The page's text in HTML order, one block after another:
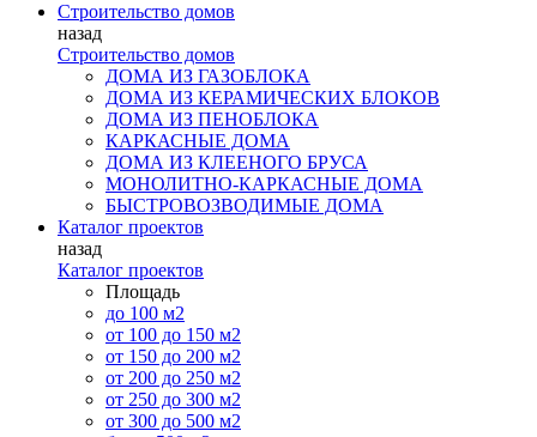
Строительство домов
назад
Строительство домов
ДОМА ИЗ ГАЗОБЛОКА
ДОМА ИЗ КЕРАМИЧЕСКИХ БЛОКОВ
ДОМА ИЗ ПЕНОБЛОКА
КАРКАСНЫЕ ДОМА
ДОМА ИЗ КЛЕЕНОГО БРУСА
МОНОЛИТНО-КАРКАСНЫЕ ДОМА
БЫСТРОВОЗВОДИМЫЕ ДОМА
Каталог проектов
назад
Каталог проектов
Площадь
до 100 м2
от 100 до 150 м2
от 150 до 200 м2
от 200 до 250 м2
от 250 до 300 м2
от 300 до 500 м2